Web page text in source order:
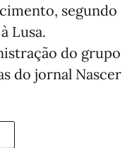
segundo
Lusa.
do grupo
do jornal Nascer